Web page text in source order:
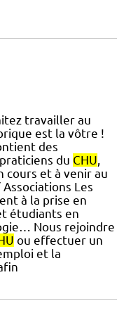
travailler au
est la vôtre !
des
du CHU,
cours et à venir au
Les
à la prise en
étudiants en
Nous rejoindre
ou effectuer un
et la